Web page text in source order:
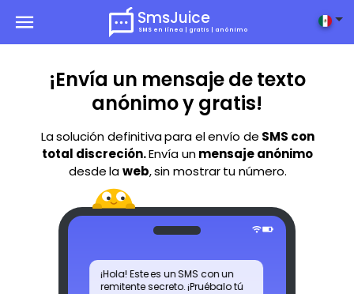
SmsJuice
SMS en línea | gratis | anónimo
¡Envía un mensaje de texto
anónimo y gratis!
La solución definitiva para el envío de SMS con
total discreción.Envía unmensaje anónimo
desde laweb, sin mostrar tu número.
¡Hola! Este es un SMS con un
remitente secreto. ¡Pruébalo tú